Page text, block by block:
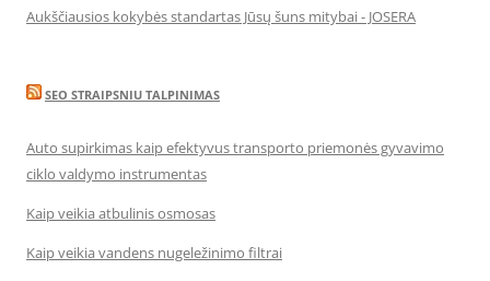
Aukščiausios kokybės standartas Jūsų šuns mitybai - JOSERA
SEO STRAIPSNIU TALPINIMAS
Auto supirkimas kaip efektyvus transporto priemonės gyvavimo
ciklo valdymo instrumentas
Kaip veikia atbulinis osmosas
Kaip veikia vandens nugeležinimo filtrai